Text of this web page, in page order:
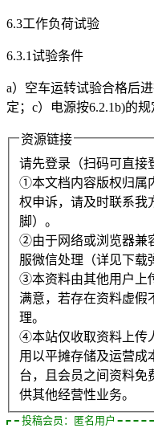
6.3工作负荷试验
6.3.1试验条件
a）空车运转试验合格后
定；c）电源按6.2.1b)的规
资源链接
请先登录（扫码可直接
①本文档内容版权归属
权申诉，请及时联系我
脚）。
②由于网络或浏览器兼
服微信处理（详见下载
③本资料由其他用户上
满意，若存在资料虚假
理。
④本站仅收取资料上传
用以平摊存储及运营成
台，且会员之间资料免
供其他经营性业务。
投稿会员：匿名用户